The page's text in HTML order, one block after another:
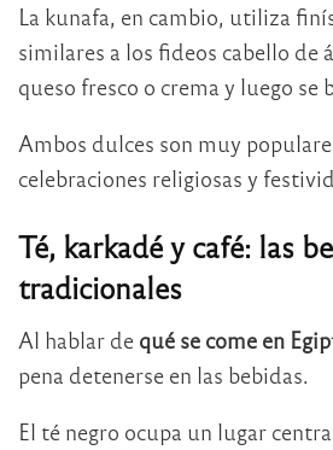
La kunafa, en cambio, utiliza
similares a los fideos cabello de
queso fresco o crema y luego se
Ambos dulces son muy
celebraciones religiosas y
Té, karkadé y café: las
tradicionales
Al hablar de qué se come en
pena detenerse en las bebidas.
El té negro ocupa un lugar